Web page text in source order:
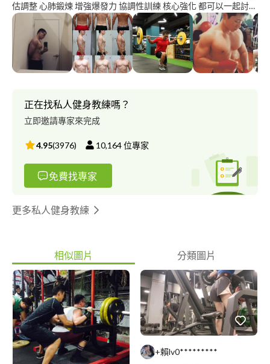
估調整 心肺鍛煉 增強爆發力 協調性訓練 核心強化 都可以一起討論
經歷 士林區運動中心健身教練 GoGym私人健身教練 喜來登大飯店
會館私人教練 TrueFitness私人健身教練 小型工作室健身教練 自由
教練
正在找私人健身教練嗎？
立即邀請專家來完成
4.95(3976) 10,164位專家
免費找專家
更多私人健身教練
相似圖片 分類圖片
+賴lv0*********